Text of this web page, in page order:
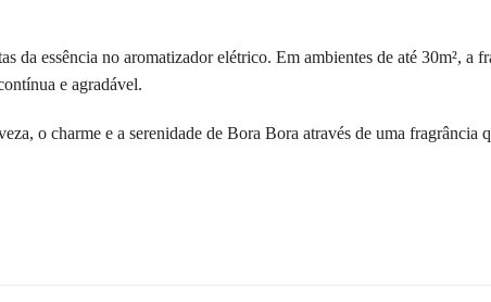
da essência no aromatizador elétrico. Em ambientes de até 30m², a
e agradável.
o charme e a serenidade de Bora Bora através de uma